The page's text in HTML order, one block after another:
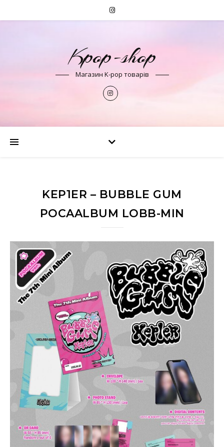
Kpop-shop
Магазин K-pop товарів
KEP1ER – BUBBLE GUM
POCAALBUM LOBB-MIN